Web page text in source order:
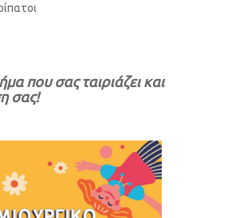
που σας ταιριάζει και
σας!